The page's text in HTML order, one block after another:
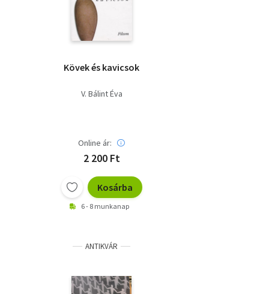
Kövek és kavicsok
V. Bálint Éva
Online ár:
2 200 Ft
Kosárba
6 - 8 munkanap
ANTIKVÁR